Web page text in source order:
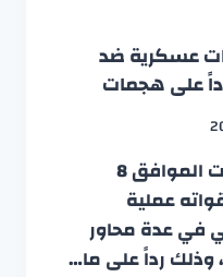
عسكرية ضد
على هجمات
أعلن الجيش اليمني، السبت الموافق 8
شن قواته عملية
في عدة محاور
رداً على ما…